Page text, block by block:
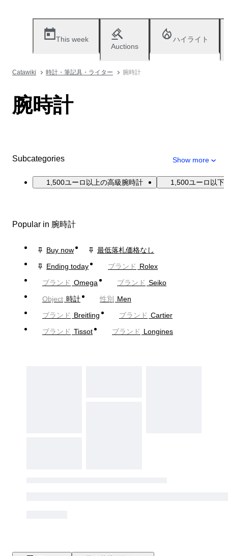
This week
Auctions
ハイライト
Catawiki 時計・筆記具・ライター 腕時計
腕時計
Subcategories Show more
1,500ユーロ以上の高級腕時計 1,500ユーロ以下
Popular in 腕時計
Buy now
最低落札価格なし
Ending today
ブランド Rolex
ブランド Omega ブランド Seiko
Object 時計 性別
Men
ブランド Breitling ブランド Cartier
ブランド Tissot ブランド Longines